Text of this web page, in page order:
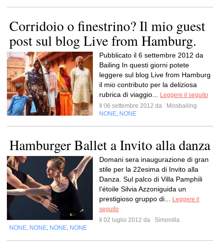
Corridoio o finestrino? Il mio guest
post sul blog Live from Hamburg.
Pubblicato il 6 settembre 2012 da
Bailing In questi giorni potete
leggere sul blog Live from Hamburg
il mio contributo per la deliziosa
rubrica di viaggio...
Leggere il seguito
Il 06 settembre 2012 da
Missbailing
NONE NONE
Hamburger Ballet a Invito alla danza
Domani sera inaugurazione di gran
stile per la 22esima di Invito alla
Danza. Sul palco di Villa Pamphili
l’étoile Silvia Azzoniguida un
prestigioso gruppo di...
Leggere il
seguito
Il 02 luglio 2012 da
Simonilla
NONE NONE NONE NONE